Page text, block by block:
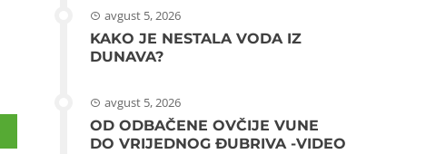
avgust 5, 2026
KAKO JE NESTALA VODA IZ
DUNAVA?
avgust 5, 2026
OD ODBAČENE OVČIJE VUNE
DO VRIJEDNOG ĐUBRIVA -VIDEO